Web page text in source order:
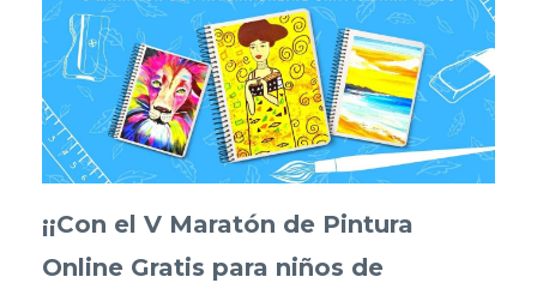
¡¡Con el V Maratón de Pintura
Online Gratis para niños de